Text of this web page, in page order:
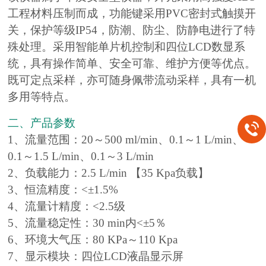
工程材料压制而成，功能键采用PVC密封式触摸开
关，保护等级IP54，防潮、防尘、防静电进行了特
殊处理。采用智能单片机控制和四位LCD数显系
统，具有操作简单、安全可靠、维护方便等优点。
既可定点采样，亦可随身佩带流动采样，具有一机
多用等特点。
二、产品参数
1、流量范围：20～500 ml/min、0.1～1 L/min、
0.1～1.5 L/min、0.1～3 L/min
2、负载能力：2.5 L/min 【35 Kpa负载】
3、恒流精度：<±1.5%
4、流量计精度：<2.5级
5、流量稳定性：30 min内<±5％
6、环境大气压：80 KPa～110 Kpa
7、显示模块：四位LCD液晶显示屏